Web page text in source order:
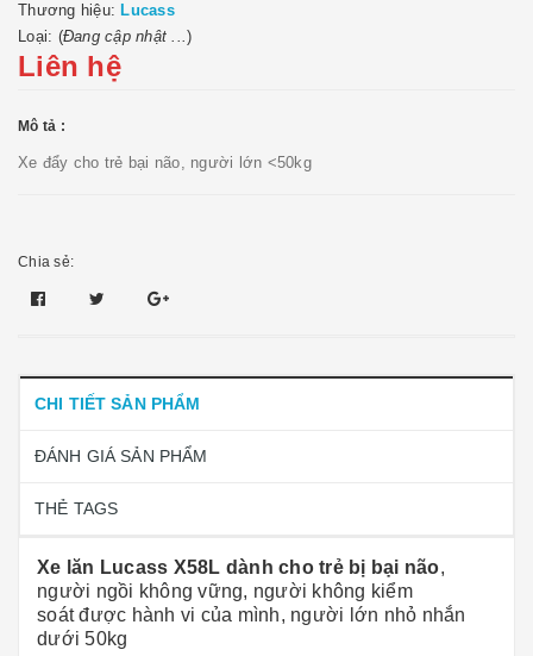
Thương hiệu: Lucass
Loại: (Đang cập nhật ...)
Liên hệ
Mô tả :
Xe đẩy cho trẻ bại não, người lớn <50kg
Chia sẻ:
CHI TIẾT SẢN PHẨM
ĐÁNH GIÁ SẢN PHẨM
THẺ TAGS
Xe lăn Lucass X58L dành cho trẻbị bại não,
người ngồi không vững, người không kiểm
soát được hành vi của mình, người lớn nhỏ nhắn
dưới 50kg